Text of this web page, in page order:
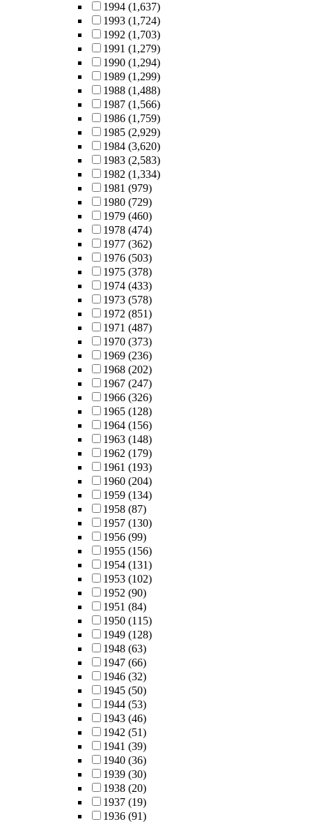
1994 (1,637)
1993 (1,724)
1992 (1,703)
1991 (1,279)
1990 (1,294)
1989 (1,299)
1988 (1,488)
1987 (1,566)
1986 (1,759)
1985 (2,929)
1984 (3,620)
1983 (2,583)
1982 (1,334)
1981 (979)
1980 (729)
1979 (460)
1978 (474)
1977 (362)
1976 (503)
1975 (378)
1974 (433)
1973 (578)
1972 (851)
1971 (487)
1970 (373)
1969 (236)
1968 (202)
1967 (247)
1966 (326)
1965 (128)
1964 (156)
1963 (148)
1962 (179)
1961 (193)
1960 (204)
1959 (134)
1958 (87)
1957 (130)
1956 (99)
1955 (156)
1954 (131)
1953 (102)
1952 (90)
1951 (84)
1950 (115)
1949 (128)
1948 (63)
1947 (66)
1946 (32)
1945 (50)
1944 (53)
1943 (46)
1942 (51)
1941 (39)
1940 (36)
1939 (30)
1938 (20)
1937 (19)
1936 (91)